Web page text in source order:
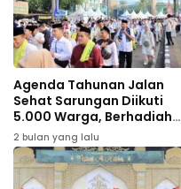
Agenda Tahunan Jalan
Sehat Sarungan Diikuti
5.000 Warga, Berhadiah
Dua Umrah Gratis
2 bulan yang lalu